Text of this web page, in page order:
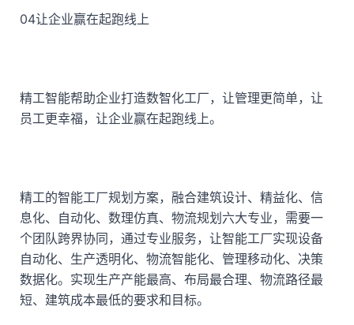
04让企业赢在起跑线上
精工智能帮助企业打造数智化工厂，让管理更简单，让
员工更幸福，让企业赢在起跑线上。
精工的智能工厂规划方案，融合建筑设计、精益化、信
息化、自动化、数理仿真、物流规划六大专业，需要一
个团队跨界协同，通过专业服务，让智能工厂实现设备
自动化、生产透明化、物流智能化、管理移动化、决策
数据化。实现生产产能最高、布局最合理、物流路径最
短、建筑成本最低的要求和目标。